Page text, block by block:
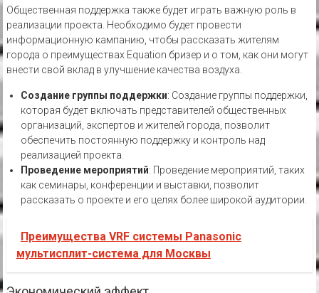
Общественная поддержка также будет играть важную роль в
реализации проекта. Необходимо будет провести
информационную кампанию, чтобы рассказать жителям
города о преимуществах Equation бризер и о том, как они могут
внести свой вклад в улучшение качества воздуха.
Создание группы поддержки: Создание группы поддержки,
которая будет включать представителей общественных
организаций, экспертов и жителей города, позволит
обеспечить постоянную поддержку и контроль над
реализацией проекта.
Проведение мероприятий: Проведение мероприятий, таких
как семинары, конференции и выставки, позволит
рассказать о проекте и его целях более широкой аудитории.
Преимущества VRF системы Panasonic
мультисплит-система для Москвы